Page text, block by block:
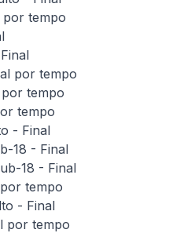
tempo
por tempo
tempo
tempo
- Final
18 - Final
18 - Final
tempo
- Final
por tempo